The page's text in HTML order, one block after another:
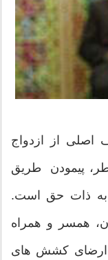
اصلی از ازدواج
پیمودن طریق
به ذات حق است.
همسر و همراه
ارضای کشش های